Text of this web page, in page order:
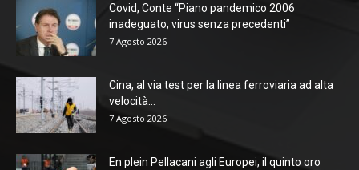
Covid, Conte “Piano pandemico 2006
inadeguato, virus senza precedenti”
7 Agosto 2026
Cina, al via test per la linea ferroviaria ad alta
velocità...
7 Agosto 2026
En plein Pellacani agli Europei, il quinto oro